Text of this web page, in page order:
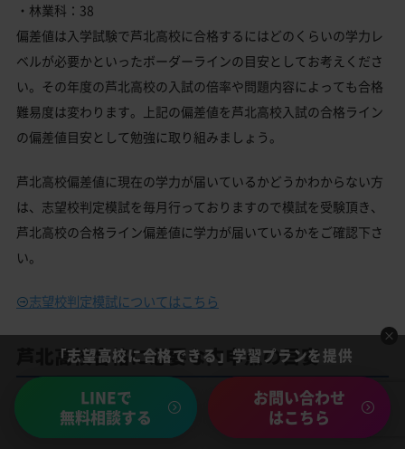
・林業科：38
偏差値は入学試験で芦北高校に合格するにはどのくらいの学力レ
ベルが必要かといったボーダーラインの目安としてお考えくださ
い。その年度の芦北高校の入試の倍率や問題内容によっても合格
難易度は変わります。上記の偏差値を芦北高校入試の合格ライン
の偏差値目安として勉強に取り組みましょう。
芦北高校偏差値に現在の学力が届いているかどうかわからない方
は、志望校判定模試を毎月行っておりますので模試を受験頂き、
芦北高校の合格ライン偏差値に学力が届いているかをご確認下さ
い。
志望校判定模試についてはこちら
芦北高校合格に必要な内申点の目安
内申点の計算方法
「志望高校に合格できる」学習プランを提供
LINEで
無料相談する
お問い合わせ
はこちら